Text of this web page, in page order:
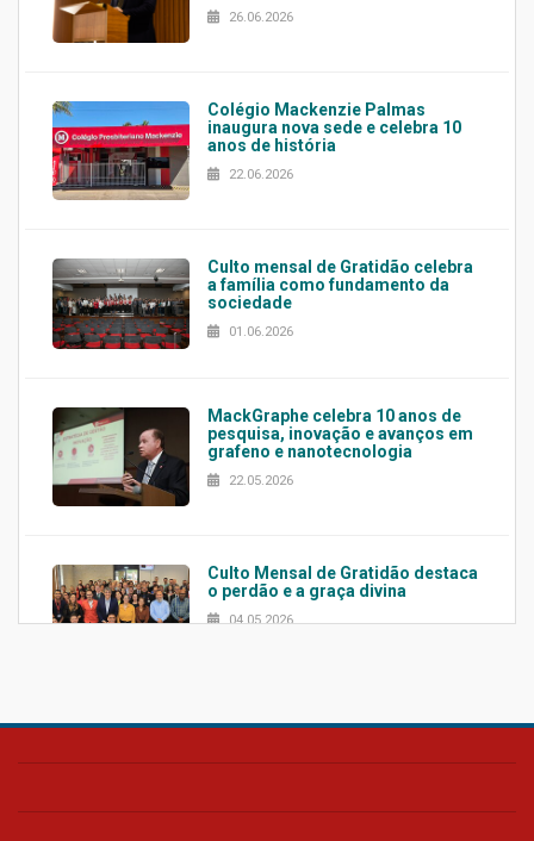
26.06.2026
Colégio Mackenzie Palmas
inaugura nova sede e celebra 10
anos de história
22.06.2026
Culto mensal de Gratidão celebra
a família como fundamento da
sociedade
01.06.2026
MackGraphe celebra 10 anos de
pesquisa, inovação e avanços em
grafeno e nanotecnologia
22.05.2026
Culto Mensal de Gratidão destaca
o perdão e a graça divina
04.05.2026
Confira como foi o culto mensal